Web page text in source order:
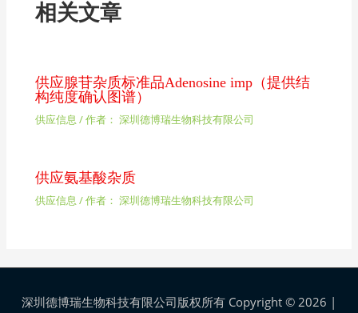
相关文章
供应腺苷杂质标准品Adenosine imp（提供结
构纯度确认图谱）
供应信息 / 作者： 深圳德博瑞生物科技有限公司
供应氨基酸杂质
供应信息 / 作者： 深圳德博瑞生物科技有限公司
深圳德博瑞生物科技有限公司版权所有 Copyright © 2026 |